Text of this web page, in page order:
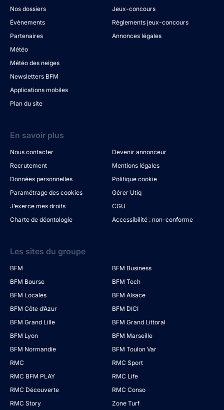
Nos dossiers
Évènements
Partenaires
Météo
Météo des neiges
Newsletters BFM
Applications mobiles
Plan du site
Jeux-concours
Règlements jeux-concours
Annonces légales
En savoir plus
Nous contacter
Devenir annonceur
Recrutement
Mentions légales
Données personnelles
Politique cookie
Paramétrage des cookies
Gérer Utiq
J’exerce mes droits
CGU
Charte de déontologie
Accessibilité : non-conforme
Les sites du groupe
BFM
BFM Business
BFM Bourse
BFM Tech
BFM Locales
BFM Alsace
BFM Côte d’Azur
BFM DICI
BFM Grand Lille
BFM Grand Littoral
BFM Lyon
BFM Marseille
BFM Normandie
BFM Toulon Var
RMC
RMC Sport
RMC BFM PLAY
RMC Life
RMC Découverte
RMC Conso
RMC Story
Zone Turf